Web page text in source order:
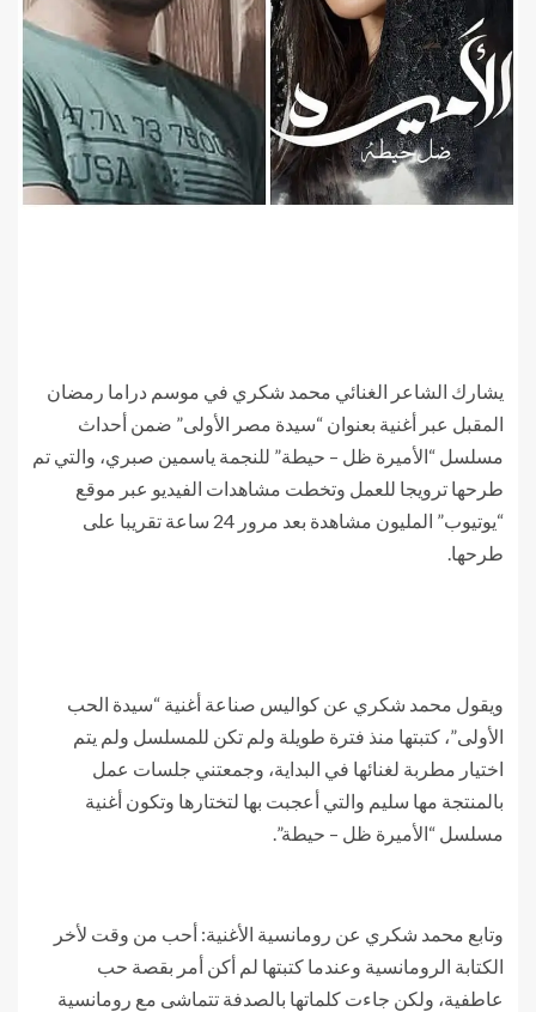
يشارك الشاعر الغنائي محمد شكري في موسم دراما رمضان
المقبل عبر أغنية بعنوان “سيدة مصر الأولى” ضمن أحداث
مسلسل “الأميرة ظل – حيطة” للنجمة ياسمين صبري، والتي تم
طرحها ترويجا للعمل وتخطت مشاهدات الفيديو عبر موقع
“يوتيوب” المليون مشاهدة بعد مرور 24 ساعة تقريبا على
طرحها.
ويقول محمد شكري عن كواليس صناعة أغنية “سيدة الحب
الأولى”، كتبتها منذ فترة طويلة ولم تكن للمسلسل ولم يتم
اختيار مطربة لغنائها في البداية، وجمعتني جلسات عمل
بالمنتجة مها سليم والتي أعجبت بها لتختارها وتكون أغنية
مسلسل “الأميرة ظل – حيطة”.
وتابع محمد شكري عن رومانسية الأغنية: أحب من وقت لأخر
الكتابة الرومانسية وعندما كتبتها لم أكن أمر بقصة حب
عاطفية، ولكن جاءت كلماتها بالصدفة تتماشى مع رومانسية